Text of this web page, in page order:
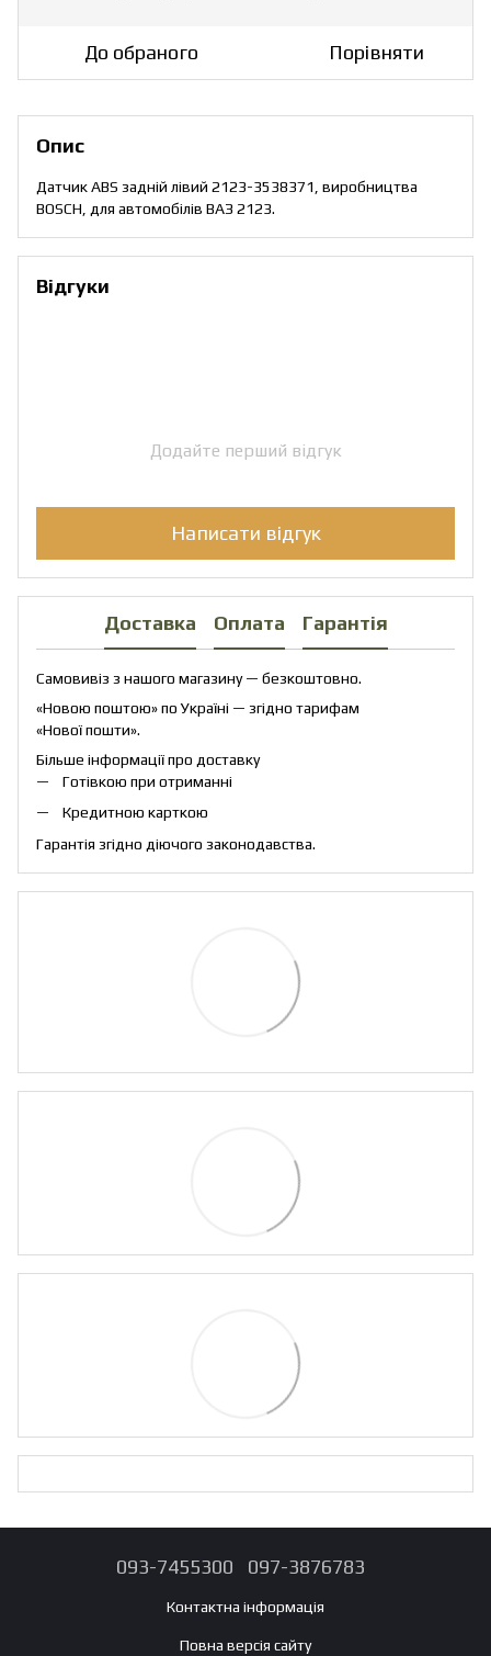
До обраного Порівняти
Опис
Датчик АВS задній лівий 2123-3538371, виробництва
ВОSCH, для автомобілів ВАЗ 2123.
Відгуки
Додайте перший відгук
Написати відгук
Доставка Оплата Гарантія
Самовивіз з нашого магазину — безкоштовно.
«Новою поштою» по Україні — згідно тарифам
«Нової пошти».
Більше інформації про доставку
Готівкою при отриманні
Кредитною карткою
Гарантія згідно діючого законодавства.
093-7455300 097-3876783
Контактна інформація
Повна версія сайту